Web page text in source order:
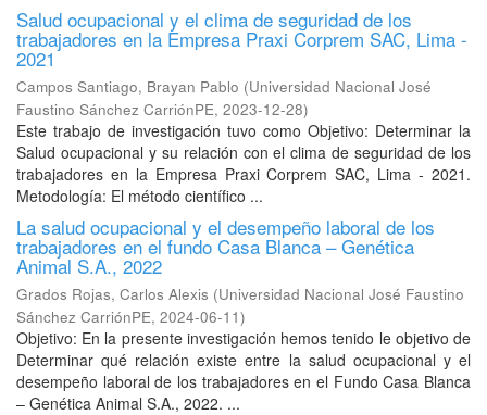
Salud ocupacional y el clima de seguridad de los
trabajadores en la Empresa Praxi Corprem SAC, Lima -
2021
Campos Santiago, Brayan Pablo (Universidad Nacional José
Faustino Sánchez CarriónPE, 2023-12-28)
Este trabajo de investigación tuvo como Objetivo: Determinar la
Salud ocupacional y su relación con el clima de seguridad de los
trabajadores en la Empresa Praxi Corprem SAC, Lima - 2021.
Metodología: El método científico ...
La salud ocupacional y el desempeño laboral de los
trabajadores en el fundo Casa Blanca – Genética
Animal S.A., 2022
Grados Rojas, Carlos Alexis (Universidad Nacional José Faustino
Sánchez CarriónPE, 2024-06-11)
Objetivo: En la presente investigación hemos tenido le objetivo de
Determinar qué relación existe entre la salud ocupacional y el
desempeño laboral de los trabajadores en el Fundo Casa Blanca
– Genética Animal S.A., 2022. ...